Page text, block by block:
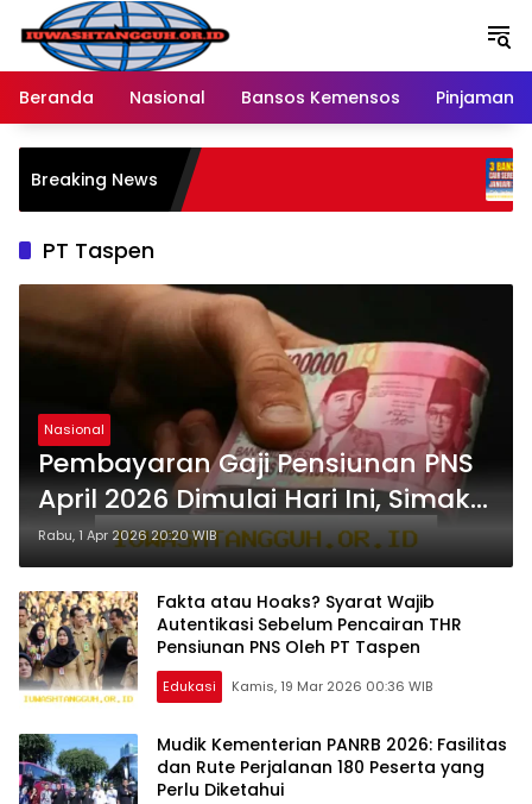
Langsung
konten
Beranda
Nasional Bansos Kemensos Pinjaman
Breaking News
PT Taspen
Nasional
Pembayaran Gaji Pensiunan PNS
April 2026 Dimulai Hari Ini, Simak
Syarat Agar Lancar Tanpa
Hambatan
Rabu, 1 Apr 2026 20:20 WIB
Fakta atau Hoaks? Syarat Wajib
Autentikasi Sebelum Pencairan THR
Pensiunan PNS Oleh PT Taspen
Edukasi Kamis, 19 Mar 2026 00:36 WIB
Mudik Kementerian PANRB 2026: Fasilitas
dan Rute Perjalanan 180 Peserta yang
Perlu Diketahui